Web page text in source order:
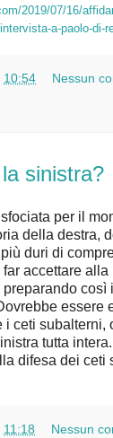
2019/07/16/
a-paolo-di-
10:54 Nessun
sinistra?
per il
della destra,
duri di
accettare
così
essere
ceti subalterni,
tutta
difesa dei ceti
11:18 Nessun